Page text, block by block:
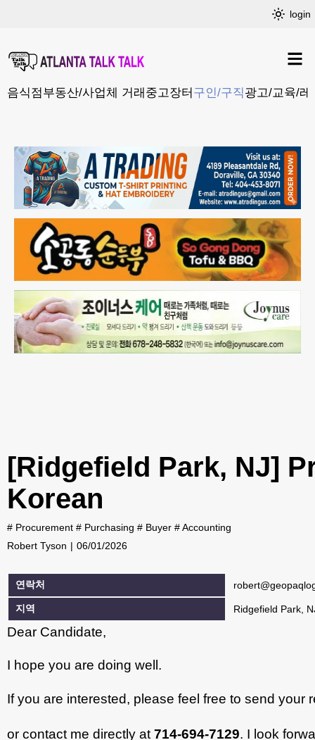
login
음식점부동산/사업체 거래 중고장터 구인/구직광고/교육/레
[Ridgefield Park, NJ]
Korean
# Procurement # Purchasing # Buyer #Accounting
Robert Tyson
06/01/2026
연락처
지역 Ridgefield Park,
Dear Candidate,
I hope you are doing well.
If you are interested, please feel free to send your
or contact me directly at 714-694-7129. I look